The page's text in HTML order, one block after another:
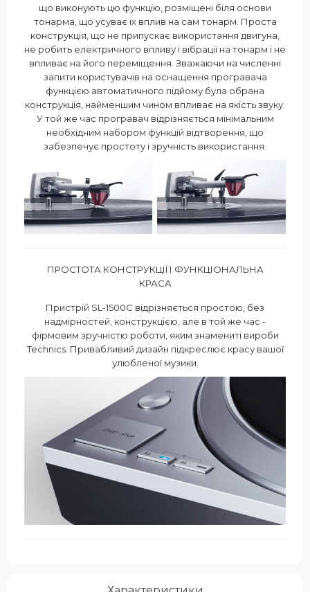
що виконують цю функцію, розміщені біля основи
тонарма, що усуває їх вплив на сам тонарм. Проста
конструкція, що не припускає використання двигуна,
не робить електричного впливу і вібрації на тонарм і не
впливає на його переміщення. Зважаючи на численні
запити користувачів на оснащення програвача
функцією автоматичного підйому була обрана
конструкція, найменшим чином впливає на якість звуку.
У той же час програвач відрізняється мінімальним
необхідним набором функцій відтворення, що
забезпечує простоту і зручність використання.
ПРОСТОТА КОНСТРУКЦІЇ І ФУНКЦІОНАЛЬНА
КРАСА
Пристрій SL-1500C відрізняється простою, без
надмірностей, конструкцією, але в той же час -
фірмовим зручністю роботи, яким знамениті вироби
Technics. Привабливий дизайн підкреслює красу вашої
улюбленої музики.